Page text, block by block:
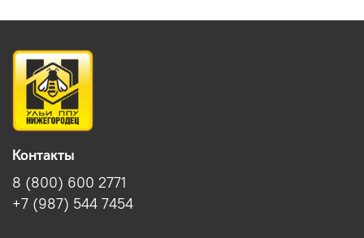
Контакты
8 (800) 600 2771
+7 (987) 544 7454